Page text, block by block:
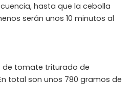
hasta que la cebolla
serán unos 10 minutos al
tomate triturado de
total son unos 780 gramos de